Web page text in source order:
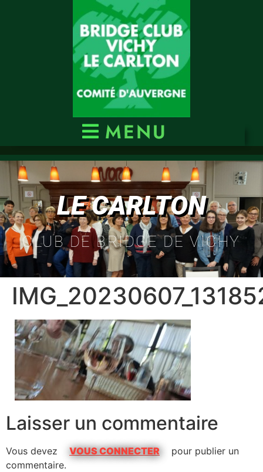
MENU
LE CARLTON
CLUB DE BRIDGE DE VICHY
Laisser un commentaire
Vous devez VOUS CONNECTER
pour publier un
commentaire.